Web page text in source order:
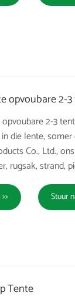
opvoubare 2-
2-3
die lente,
Co., Ltd.,
rugsak, strand,
Stuur
Tente